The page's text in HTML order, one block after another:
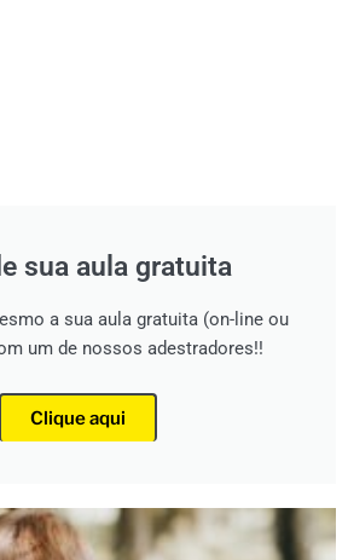
sua aula gratuita
a sua aula gratuita (on-line ou
um de nossos adestradores!!
Clique aqui